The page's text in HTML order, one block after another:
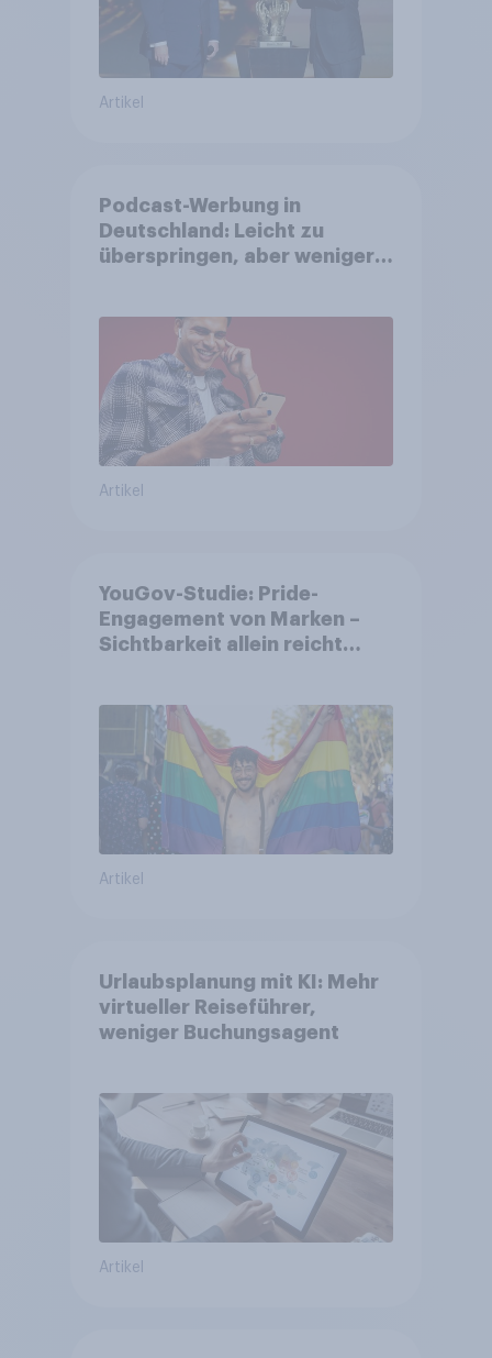
Artikel
Podcast-Werbung in
Deutschland: Leicht zu
überspringen, aber weniger
Artikel
YouGov-Studie: Pride-
Engagement von Marken –
Sichtbarkeit allein reicht
Artikel
Urlaubsplanung mit KI: Mehr
virtueller Reiseführer,
weniger Buchungsagent
Artikel